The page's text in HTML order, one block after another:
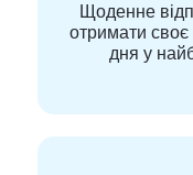
Щоденне
отримати
дня у